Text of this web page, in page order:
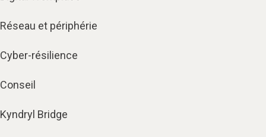
Réseau et périphérie
Cyber-résilience
Conseil
Kyndryl Bridge